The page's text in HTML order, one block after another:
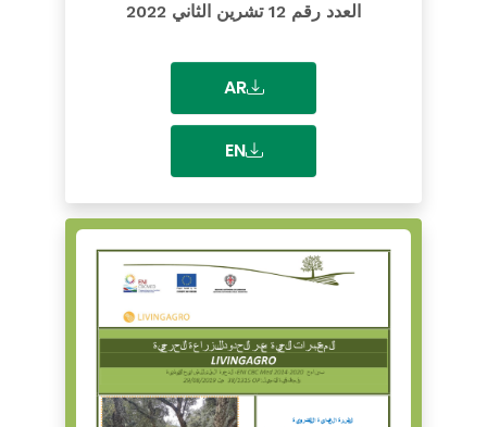
العدد رقم 12 تشرين الثاني 2022
AR
EN